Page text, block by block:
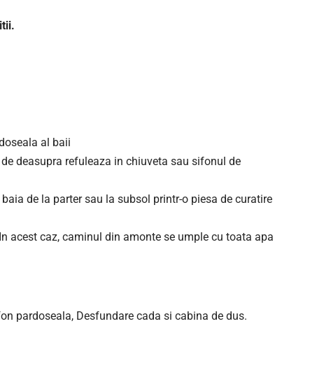
al baii
deasupra refuleaza in chiuveta sau sifonul de
de la parter sau la subsol printr-o piesa de curatire
acest caz, caminul din amonte se umple cu toata apa
pardoseala, Desfundare cada si cabina de dus.